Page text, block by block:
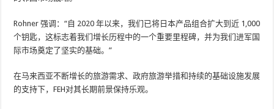
Rohner 强调：“自 2020 年以来，我们已将日本产品组合扩大到近 1,000
个钥匙，这标志着我们增长历程中的一个重要里程碑，并为我们进军国
际市场奠定了坚实的基础。”
在马来西亚不断增长的旅游需求、政府旅游举措和持续的基础设施发展
的支持下，FEH对其长期前景保持乐观。